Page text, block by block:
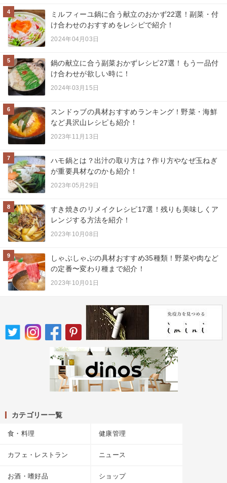
4
ミルフィーユ鍋に合う献立のおかず22選！副菜・付
け合わせのおすすめをレシピで紹介！
2024年04月03日
5
鍋の献立に合う副菜おかずレシピ27選！もう一品付
け合わせが欲しい時に！
2024年03月15日
6
スンドゥブの具材おすすめランキング！野菜・海鮮
など具沢山レシピも紹介！
2023年11月13日
7
ハモ鍋とは？出汁の取り方は？作り方やなぜ玉ねぎ
が重要具材なのかも紹介！
2023年05月29日
8
すき焼きのリメイクレシピ17選！残りも美味しくア
レンジする方法を紹介！
2023年10月08日
9
しゃぶしゃぶの具材おすすめ35種類！野菜や肉など
の定番〜変わり種まで紹介！
2023年10月01日
カテゴリー一覧
食・料理 健康管理
カフェ・レストラン ニュース
お酒・嗜好品 ショップ